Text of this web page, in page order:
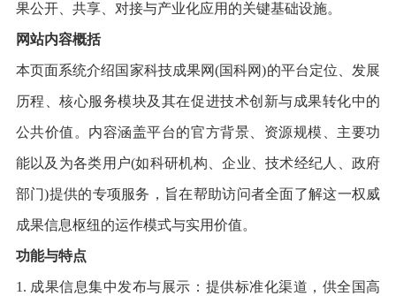
果公开、共享、对接与产业化应用的关键基础设施。
网站内容概括
本页面系统介绍国家科技成果网(国科网)的平台定位、发展
历程、核心服务模块及其在促进技术创新与成果转化中的
公共价值。内容涵盖平台的官方背景、资源规模、主要功
能以及为各类用户(如科研机构、企业、技术经纪人、政府
部门)提供的专项服务，旨在帮助访问者全面了解这一权威
成果信息枢纽的运作模式与实用价值。
功能与特点
1. 成果信息集中发布与展示：提供标准化渠道，供全国高